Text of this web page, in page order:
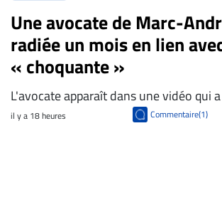
Une avocate de Marc-
radiée un mois en lien
« choquante »
L'avocate apparaît dans une vidéo qui
il y a 18 heures Commentaire(1)